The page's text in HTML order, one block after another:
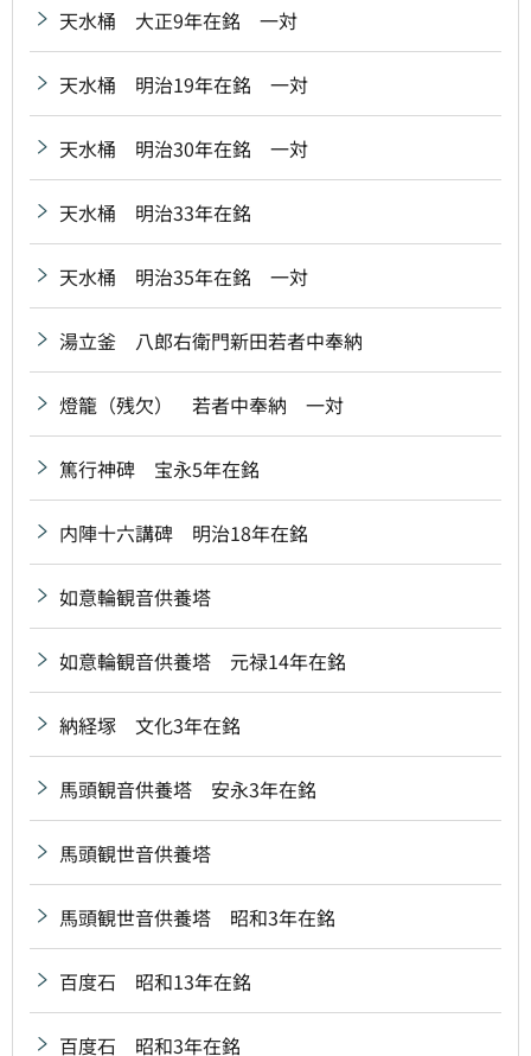
天水桶 大正9年在銘 一対
天水桶 明治19年在銘 一対
天水桶 明治30年在銘 一対
天水桶 明治33年在銘
天水桶 明治35年在銘 一対
湯立釜 八郎右衛門新田若者中奉納
燈籠（残欠） 若者中奉納 一対
篤行神碑 宝永5年在銘
内陣十六講碑 明治18年在銘
如意輪観音供養塔
如意輪観音供養塔 元禄14年在銘
納経塚 文化3年在銘
馬頭観音供養塔 安永3年在銘
馬頭観世音供養塔
馬頭観世音供養塔 昭和3年在銘
百度石 昭和13年在銘
百度石 昭和3年在銘